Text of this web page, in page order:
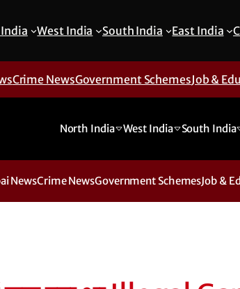
West India South India East India
Crime NewsGovernment SchemesJob &
North India West India South India
NewsCrime NewsGovernment SchemesJob &